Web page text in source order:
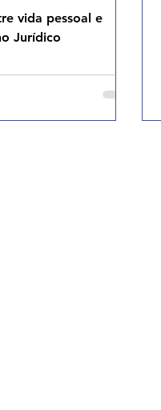
no Jurídico
19h31
vida pessoal e
Jurídico